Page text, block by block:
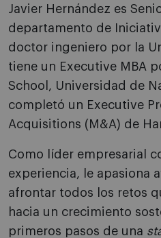
Javier Hernández es
departamento de
doctor ingeniero por la
tiene un Executive MBA
School, Universidad de
completó un Executive
Acquisitions (M&A) de
Como líder empresarial
experiencia, le apasiona
afrontar todos los retos
hacia un crecimiento
primeros pasos de una